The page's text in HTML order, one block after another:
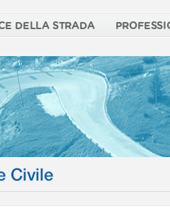
DELLA STRADA
Civile